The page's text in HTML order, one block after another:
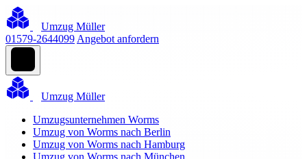
Umzug Müller
01579-2644099 Angebot anfordern
Umzug Müller
Umzugsunternehmen Worms
Umzug von Worms nach Berlin
Umzug von Worms nach Hamburg
Umzug von Worms nach München